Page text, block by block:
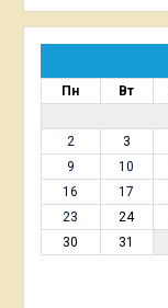
Пн Вт
2
3
9
10
16
17
23
24
30
31